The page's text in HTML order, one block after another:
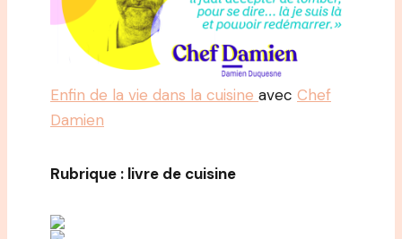
Enfin de la vie dans la cuisine avec Chef
Damien
Rubrique : livre de cuisine